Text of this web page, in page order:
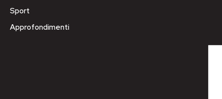
Sport
Approfondimenti